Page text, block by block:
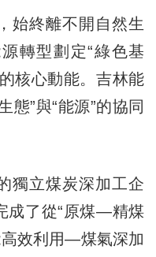
終離不開自然生
轉型劃定“綠色基
核心動能。吉林能
態”與“能源”的協同
立煤炭深加工企
了從“原煤—精煤
效利用—煤氣深加